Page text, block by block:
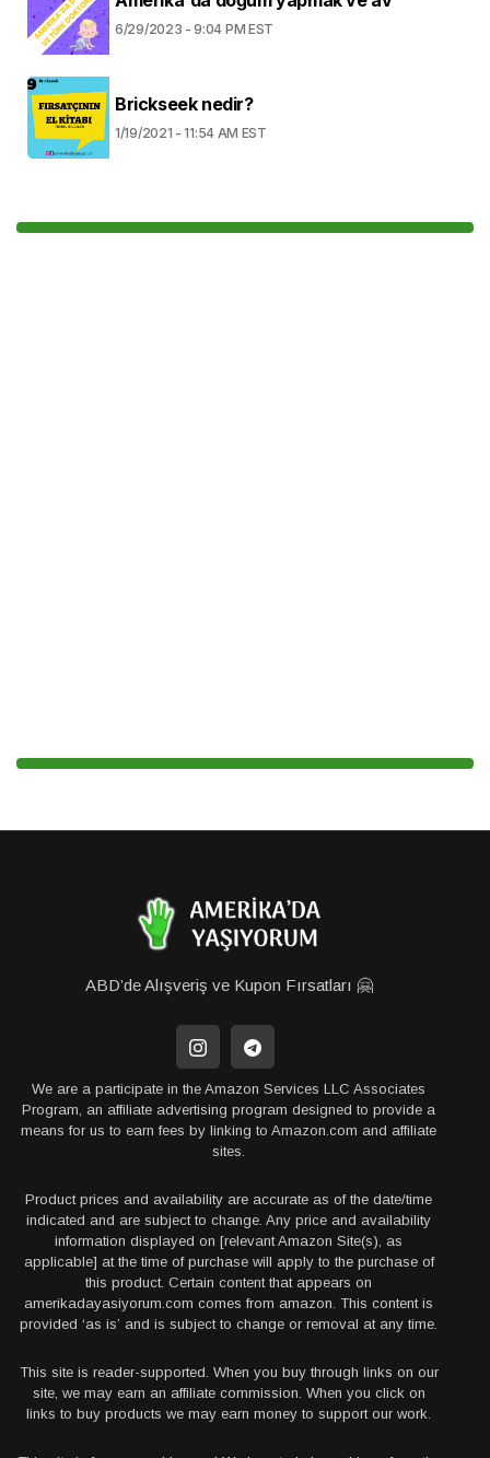
6/29/2023 - 9:04 PM EST
Brickseek nedir?
1/19/2021 - 11:54 AM EST
ABD’de Alışveriş ve Kupon Fırsatları 🤗
We are a participate in the Amazon Services LLC Associates
Program, an affiliate advertising program designed to provide a
means for us to earn fees by linking to Amazon.com and affiliate
sites.
Product prices and availability are accurate as of the date/time
indicated and are subject to change. Any price and availability
information displayed on [relevant Amazon Site(s), as
applicable] at the time of purchase will apply to the purchase of
this product. Certain content that appears on
amerikadayasiyorum.com comes from amazon. This content is
provided ‘as is’ and is subject to change or removal at any time.
This site is reader-supported. When you buy through links on our
site, we may earn an affiliate commission. When you click on
links to buy products we may earn money to support our work.